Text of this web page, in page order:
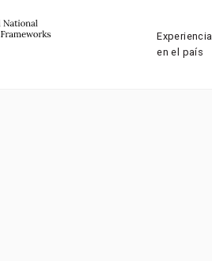
Experiencia
en el país